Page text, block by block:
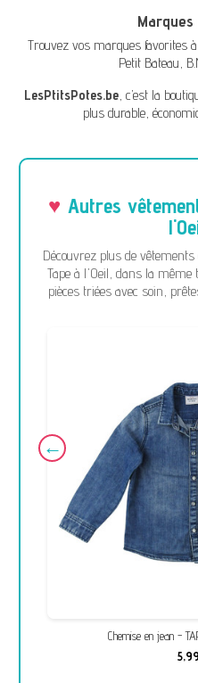
Trouvez vos marques favorites
Petit Bateau,
LesPtitsPotes.be, c’est la
plus durable,
Autres
Découvrez plus de
Tape à l'Oeil, dans la même
pièces triées avec soin,
Chemise en jean -